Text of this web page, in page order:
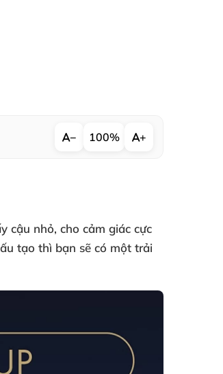
− 100% +
cậu nhỏ, cho cảm giác cực
tạo thì bạn sẽ có một trải